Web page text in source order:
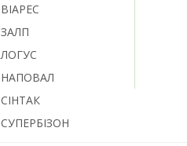
ВІАРЕС
ЗАЛП
ЛОГУС
НАПОВАЛ
СІНТАК
СУПЕРБІЗОН